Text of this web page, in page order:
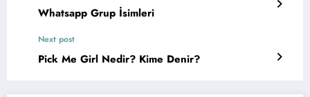
Whatsapp Grup İsimleri
Next post
Pick Me Girl Nedir? Kime Denir?